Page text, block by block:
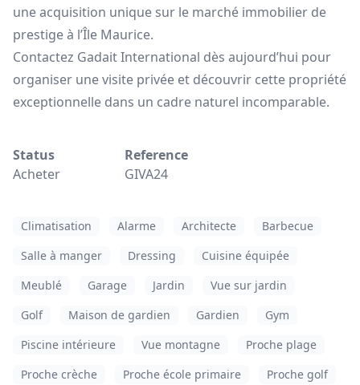
une acquisition unique sur le marché immobilier de
prestige à l’Île Maurice.
Contactez Gadait International dès aujourd’hui pour
organiser une visite privée et découvrir cette propriété
exceptionnelle dans un cadre naturel incomparable.
Status
Acheter
Reference
GIVA24
Climatisation Alarme Architecte
Barbecue
Salle à manger
Dressing
Cuisine équipée
Meublé
Garage Jardin
Vue sur jardin
Golf
Maison de gardien Gardien
Gym
Piscine intérieure
Vue montagne
Proche plage
Proche crèche
Proche école primaire
Proche golf